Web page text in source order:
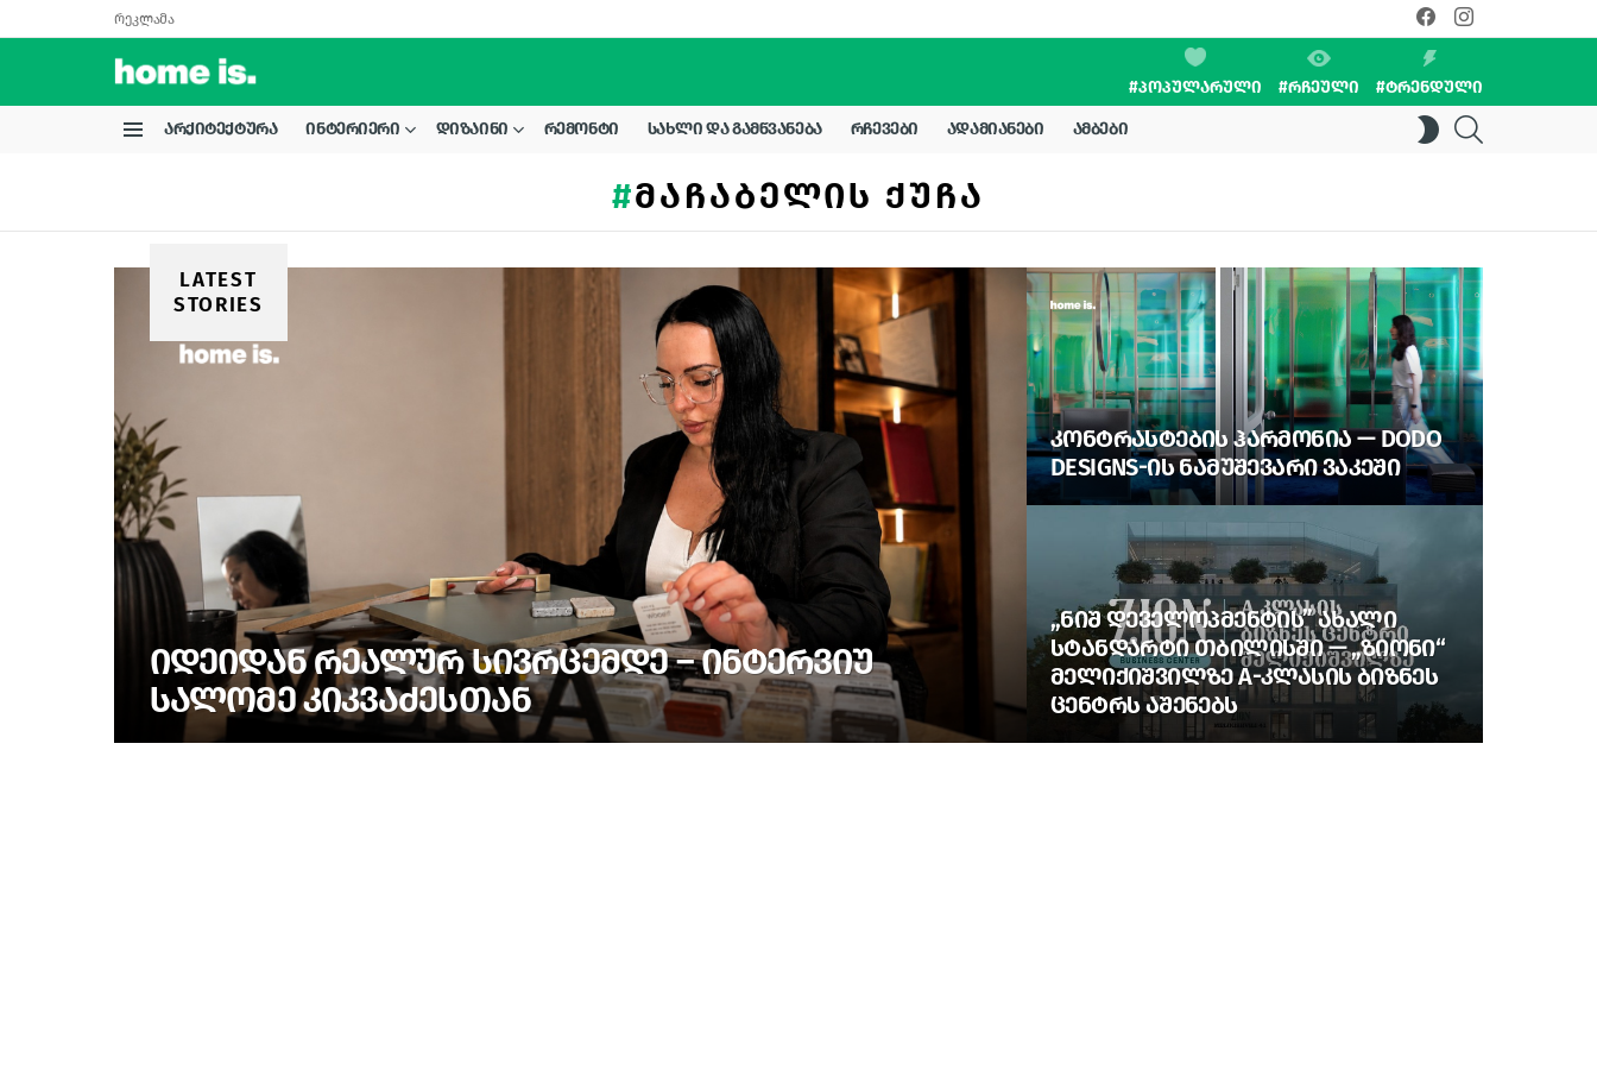
რეკლამა
facebookinstagram
#ᲞᲝᲞᲣᲚᲐᲠᲣᲚᲘ #ᲠᲩᲔᲣᲚᲘ #ᲢᲠᲔᲜᲓᲣᲚᲘ
ᲐᲠᲥᲘᲢᲔᲥᲢᲣᲠᲐ ᲘᲜᲢᲔᲠᲘᲔᲠᲘ ᲓᲘᲖᲐᲘᲜᲘ ᲠᲔᲛᲝᲜᲢᲘ ᲡᲐᲮᲚᲘ ᲓᲐ ᲒᲐᲛᲬᲕᲐᲜᲔᲑᲐ ᲠᲩᲔᲕᲔᲑᲘ ᲐᲓᲐᲛᲘᲐᲜᲔᲑᲘ ᲐᲛᲑᲔᲑᲘ
SWITCH
SKIN
ᲛᲐᲩᲐᲑᲔᲚᲘᲡ ᲥᲣᲩᲐ
LATEST
STORIES
ᲘᲓᲔᲘᲓᲐᲜ ᲠᲔᲐᲚᲣᲠ ᲡᲘᲕᲠᲪᲔᲛᲓᲔ – ᲘᲜᲢᲔᲠᲕᲘᲣ
ᲡᲐᲚᲝᲛᲔ ᲙᲘᲙᲕᲐᲫᲔᲡᲗᲐᲜ
ᲙᲝᲜᲢᲠᲐᲡᲢᲔᲑᲘᲡ ᲰᲐᲠᲛᲝᲜᲘᲐ — DODO
DESIGNS-ᲘᲡ ᲜᲐᲛᲣᲨᲔᲕᲐᲠᲘ ᲕᲐᲙᲔᲨᲘ
„ᲜᲘᲨ ᲓᲔᲕᲔᲚᲝᲞᲛᲔᲜᲢᲘᲡ” ᲐᲮᲐᲚᲘ
ᲡᲢᲐᲜᲓᲐᲠᲢᲘ ᲗᲑᲘᲚᲘᲡᲨᲘ — „ᲖᲘᲝᲜᲘ“
ᲛᲔᲚᲘᲥᲘᲨᲕᲘᲚᲖᲔ A-ᲙᲚᲐᲡᲘᲡ ᲑᲘᲖᲜᲔᲡ
ᲪᲔᲜᲢᲠᲡ ᲐᲨᲔᲜᲔᲑᲡ